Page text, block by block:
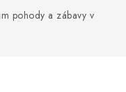
pohody a zábavy v